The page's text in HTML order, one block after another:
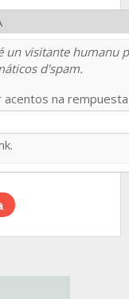
un visitante humanu
d'spam.
acentos na